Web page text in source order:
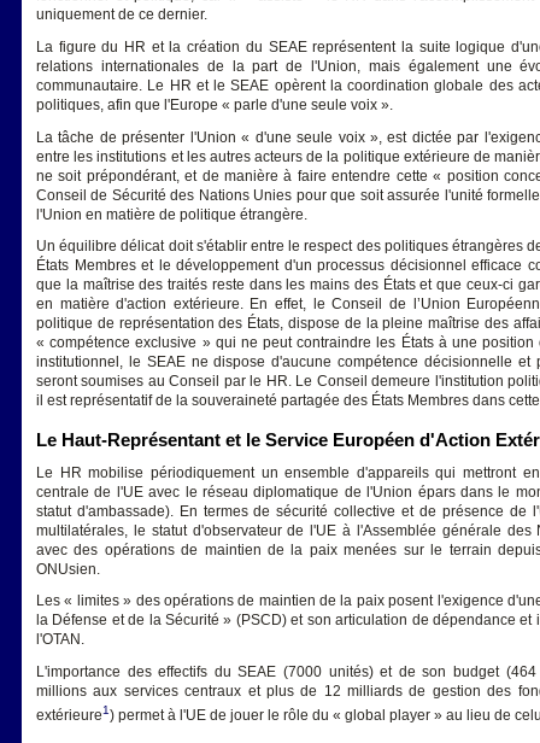
uniquement de ce dernier.
La figure du HR et la création du SEAE représentent la suite logique
relations internationales de la part de l'Union, mais également une
communautaire. Le HR et le SEAE opèrent la coordination globale des
politiques, afin que l'Europe « parle d'une seule voix ».
La tâche de présenter l'Union « d'une seule voix », est dictée par
entre les institutions et les autres acteurs de la politique extérieure de
ne soit prépondérant, et de manière à faire entendre cette « position
Conseil de Sécurité des Nations Unies pour que soit assurée l'unité
l'Union en matière de politique étrangère.
Un équilibre délicat doit s'établir entre le respect des politiques étrangères
États Membres et le développement d'un processus décisionnel efficace
que la maîtrise des traités reste dans les mains des États et que ceux-ci
en matière d'action extérieure. En effet, le Conseil de l’Union
politique de représentation des États, dispose de la pleine maîtrise des
« compétence exclusive » qui ne peut contraindre les États à une
institutionnel, le SEAE ne dispose d'aucune compétence décisionnelle et
seront soumises au Conseil par le HR. Le Conseil demeure l'institution
il est représentatif de la souveraineté partagée des États Membres dans
Le Haut-Représentant et le Service Européen d'Action
Le HR mobilise périodiquement un ensemble d'appareils qui mettront
centrale de l'UE avec le réseau diplomatique de l'Union épars dans le
statut d'ambassade). En termes de sécurité collective et de présence de
multilatérales, le statut d'observateur de l'UE à l'Assemblée générale des
avec des opérations de maintien de la paix menées sur le terrain
ONUsien.
Les « limites » des opérations de maintien de la paix posent l'exigence
la Défense et de la Sécurité » (PSCD) et son articulation de dépendance
l'OTAN.
L'importance des effectifs du SEAE (7000 unités) et de son budget
millions aux services centraux et plus de 12 milliards de gestion des
extérieure1) permet à l'UE de jouer le rôle du « global player » au lieu de